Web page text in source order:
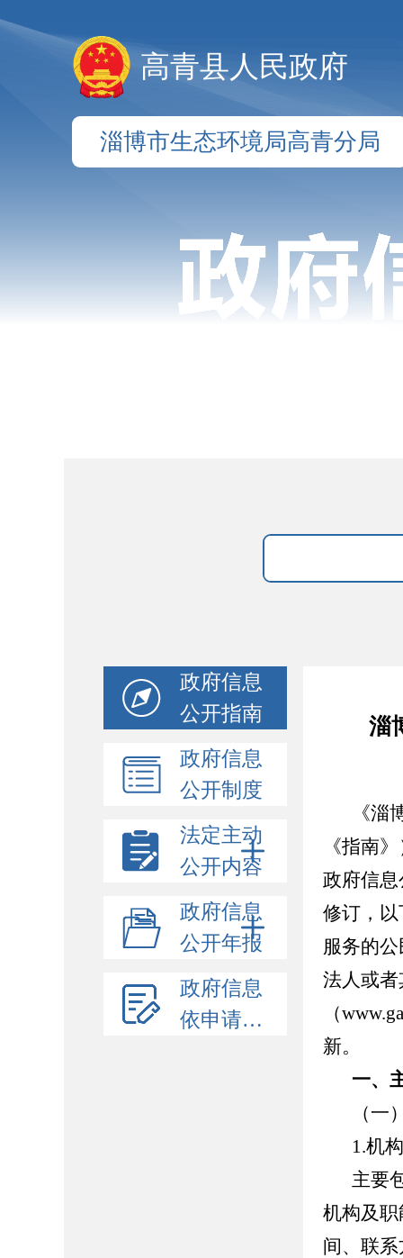
高青县人民政府
淄博市生态环境局高青分局
政府信息
公开指南
政府信息
公开制度
法定主动
公开内容
政府信息
公开年报
政府信息
依申请公开
淄
《
《指南
政府信
修订，
服务的
法人或
（
新。
一、
（
1.机
主要
机构及
间、联